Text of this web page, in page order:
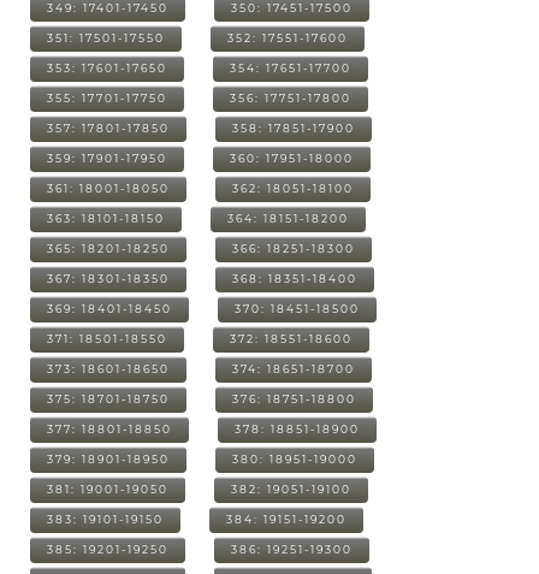
349: 17401-17450 350: 17451-17500
351: 17501-17550 352: 17551-17600
353: 17601-17650 354: 17651-17700
355: 17701-17750 356: 17751-17800
357: 17801-17850 358: 17851-17900
359: 17901-17950 360: 17951-18000
361: 18001-18050 362: 18051-18100
363: 18101-18150 364: 18151-18200
365: 18201-18250 366: 18251-18300
367: 18301-18350 368: 18351-18400
369: 18401-18450 370: 18451-18500
371: 18501-18550 372: 18551-18600
373: 18601-18650 374: 18651-18700
375: 18701-18750 376: 18751-18800
377: 18801-18850 378: 18851-18900
379: 18901-18950 380: 18951-19000
381: 19001-19050 382: 19051-19100
383: 19101-19150 384: 19151-19200
385: 19201-19250 386: 19251-19300